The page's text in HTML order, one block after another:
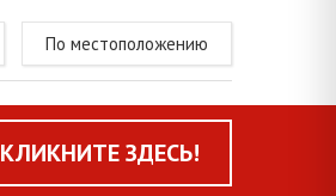
По местоположению
КЛИКНИТЕ ЗДЕСЬ!